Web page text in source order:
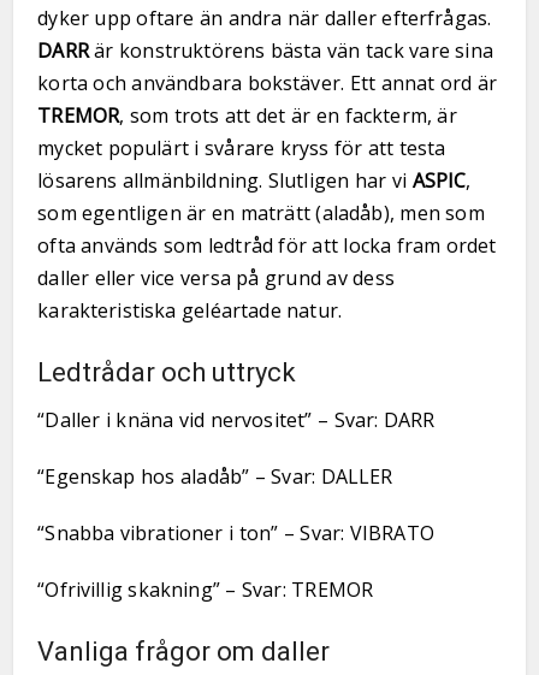
dyker upp oftare än andra när daller efterfrågas.
DARRär konstruktörens bästa vän tack vare sina
korta och användbara bokstäver. Ett annat ord är
TREMOR, som trots att det är en fackterm, är
mycket populärt i svårare kryss för att testa
lösarens allmänbildning. Slutligen har vi ASPIC,
som egentligen är en maträtt (aladåb), men som
ofta används som ledtråd för att locka fram ordet
daller eller vice versa på grund av dess
karakteristiska geléartade natur.
Ledtrådar och uttryck
“Daller i knäna vid nervositet” – Svar: DARR
“Egenskap hos aladåb” – Svar: DALLER
“Snabba vibrationer i ton” – Svar: VIBRATO
“Ofrivillig skakning” – Svar: TREMOR
Vanliga frågor om daller